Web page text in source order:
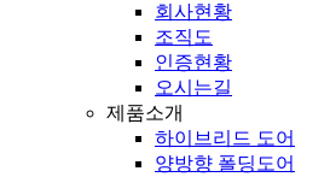
회사현황
조직도
인증현황
오시는길
제품소개
하이브리드 도어
양방향 폴딩도어